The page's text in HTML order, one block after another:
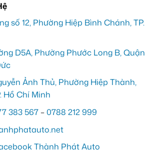
số 12, Phường Hiệp Bình Chánh, TP.
D5A, Phường Phước Long B, Quận
Ảnh Thủ, Phường Hiệp Thành,
Hồ Chí Minh
383 567 –0788 212 999
Thành Phát Auto